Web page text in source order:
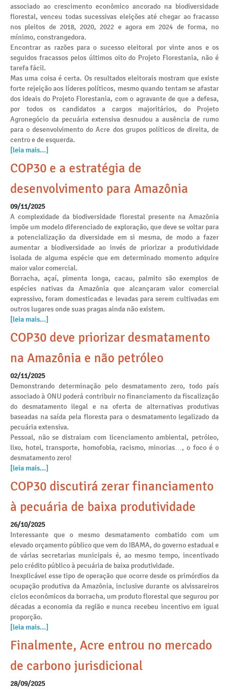
associado ao crescimento econômico ancorado na biodiversidade
florestal, venceu todas sucessivas eleições até chegar ao fracasso
nos pleitos de 2018, 2020, 2022 e agora em 2024 de forma, no
mínimo, constrangedora.
Encontrar as razões para o sucesso eleitoral por vinte anos e os
seguidos fracassos pelos últimos oito do Projeto Florestania, não é
tarefa fácil.
Mas uma coisa é certa. Os resultados eleitorais mostram que existe
forte rejeição aos líderes políticos, mesmo quando tentam se afastar
dos ideais do Projeto Florestania, com o agravante de que a defesa,
por todos os candidatos a cargos majoritários, do Projeto
Agronegócio da pecuária extensiva desnudou a ausência de rumo
para o desenvolvimento do Acre dos grupos políticos de direita, de
centro e de esquerda.
[leia mais...]
COP30 e a estratégia de
desenvolvimento para Amazônia
09/11/2025
A complexidade da biodiversidade florestal presente na Amazônia
impõe um modelo diferenciado de exploração, que deve se voltar para
a potencialização da diversidade em si mesma, de modo a fazer
aumentar a biodiversidade ao invés de priorizar a produtividade
isolada de alguma espécie que em determinado momento adquire
maior valor comercial.
Borracha, açaí, pimenta longa, cacau, palmito são exemplos de
espécies nativas da Amazônia que alcançaram valor comercial
expressivo, foram domesticadas e levadas para serem cultivadas em
outros lugares onde suas pragas ainda não existem.
[leia mais...]
COP30 deve priorizar desmatamento
na Amazônia e não petróleo
02/11/2025
Demonstrando determinação pelo desmatamento zero, todo país
associado à ONU poderá contribuir no financiamento da fiscalização
do desmatamento ilegal e na oferta de alternativas produtivas
baseadas na saída pela floresta para o desmatamento legalizado da
pecuária extensiva.
Pessoal, não se distraiam com licenciamento ambiental, petróleo,
lixo, hotel, transporte, homofobia, racismo, minorias…, o foco é o
desmatamento zero!
[leia mais...]
COP30 discutirá zerar financiamento
à pecuária de baixa produtividade
26/10/2025
Interessante que o mesmo desmatamento combatido com um
elevado orçamento público que vem do IBAMA, do governo estadual e
de várias secretarias municipais é, ao mesmo tempo, incentivado
pelo crédito público à pecuária de baixa produtividade.
Inexplicável esse tipo de operação que ocorre desde os primórdios da
ocupação produtiva da Amazônia, inclusive durante os alvissareiros
ciclos econômicos da borracha, um produto florestal que segurou por
décadas a economia da região e nunca recebeu incentivo em igual
proporção.
[leia mais...]
Finalmente, Acre entrou no mercado
de carbono jurisdicional
28/09/2025